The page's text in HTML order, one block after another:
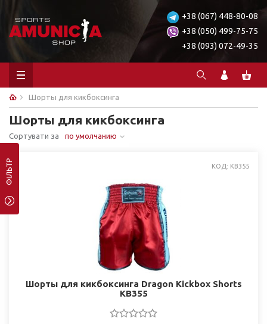
+38 (067) 448-80-08
+38 (050) 499-75-75
+38 (093) 072-49-35
Шорты для кикбоксинга
Шорты для кикбоксинга
Сортувати за по умолчанию
ФІЛЬТР КОД: KB355
Шорты для кикбоксинга Dragon Kickbox Shorts
KB355